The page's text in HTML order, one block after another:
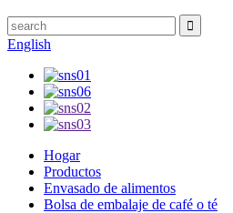
English
Hogar
Productos
Envasado de alimentos
Bolsa de embalaje de café o té